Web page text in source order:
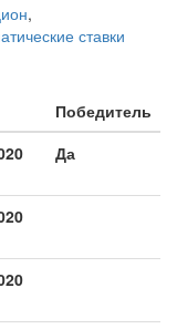
,
ставки
Победитель
Да